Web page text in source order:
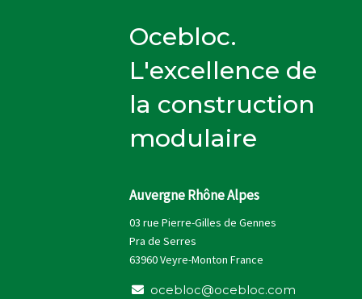
Ocebloc.
L'excellence de
la construction
modulaire
Auvergne Rhône Alpes
03 rue Pierre-Gilles de Gennes
Pra de Serres
63960 Veyre-Monton France
ocebloc@ocebloc.com